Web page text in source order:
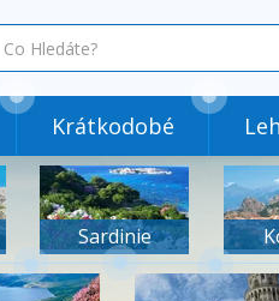
Krátkodobé
Sardinie